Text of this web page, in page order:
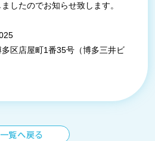
したのでお知らせ致します。
区店屋町1番35号（博多三井ビ
一覧へ戻る